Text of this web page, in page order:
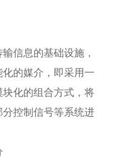
信息的基础设施，
的媒介，即采用一
化的组合方式，将
控制信号等系统进